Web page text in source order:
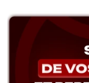
propres sous Excel ✔
(tableaux de bord,
calme et rigueur.
de façon à être
les autres. J’accorde
parce que c’est
un projet moyen et un
vous garantis ✔ Un